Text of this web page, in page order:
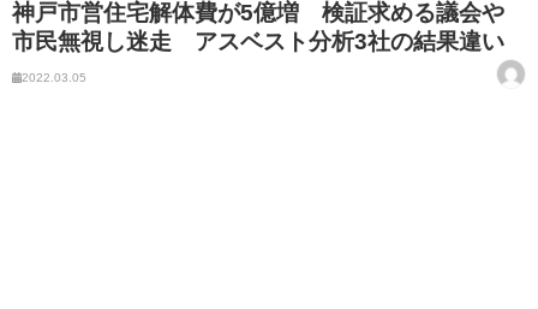
神戸市営住宅解体費が5億増 検証求める議会や
市民無視し迷走 アスベスト分析3社の結果違い
2022.03.05